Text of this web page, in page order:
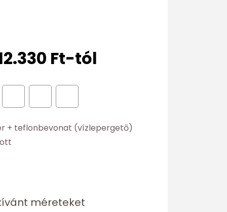
Ft-tól
+ teflonbevonat (vízlepergető)
méreteket